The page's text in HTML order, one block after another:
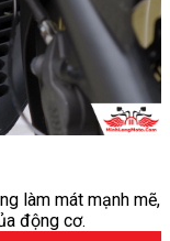
làm mát mạnh mẽ,
động cơ.